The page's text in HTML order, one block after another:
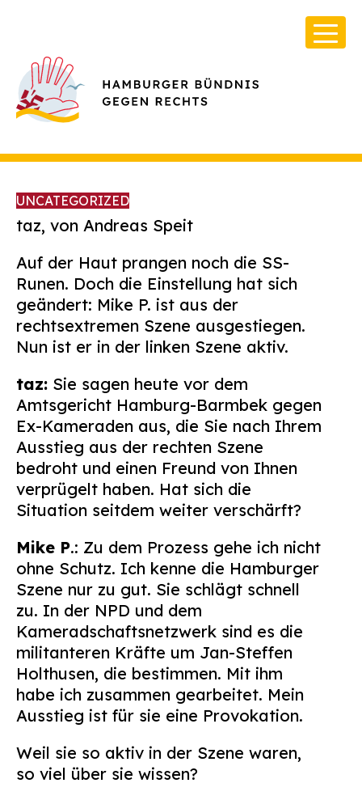
Über Uns
Infos & Broschüren
Archiv
Kontakt
Suchen
nach:
UNCATEGORIZED
taz, von Andreas Speit
Auf der Haut prangen noch die SS-
Runen. Doch die Einstellung hat sich
geändert: Mike P. ist aus der
rechtsextremen Szene ausgestiegen.
Nun ist er in der linken Szene aktiv.
taz: Sie sagen heute vor dem
Amtsgericht Hamburg-Barmbek gegen
Ex-Kameraden aus, die Sie nach Ihrem
Ausstieg aus der rechten Szene
bedroht und einen Freund von Ihnen
verprügelt haben. Hat sich die
Situation seitdem weiter verschärft?
Mike P.: Zu dem Prozess gehe ich nicht
ohne Schutz. Ich kenne die Hamburger
Szene nur zu gut. Sie schlägt schnell
zu. In der NPD und dem
Kameradschaftsnetzwerk sind es die
militanteren Kräfte um Jan-Steffen
Holthusen, die bestimmen. Mit ihm
habe ich zusammen gearbeitet. Mein
Ausstieg ist für sie eine Provokation.
Weil sie so aktiv in der Szene waren,
so viel über sie wissen?